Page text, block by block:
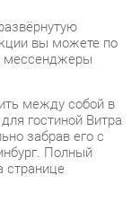
между собой в
гостиной Витра
забрав его с
Полный